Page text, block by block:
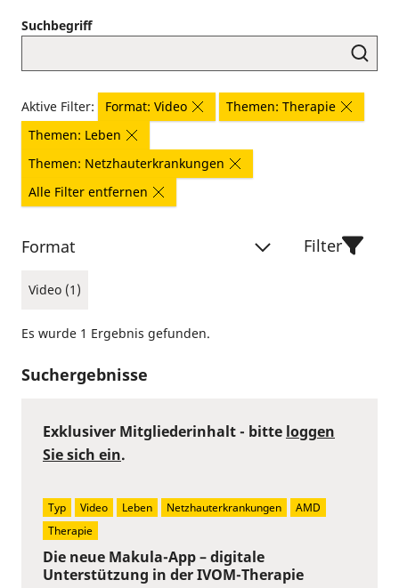
Suchbegriff
Aktive Filter: Format: Video
Themen: Therapie
Themen: Leben
Themen: Netzhauterkrankungen
Alle Filter entfernen
Format
Video (1)
Filter
Es wurde 1 Ergebnis gefunden.
Suchergebnisse
Die neue Makula-App – digitale
Unterstützung in der IVOM-Therapie
Exklusiver Mitgliederinhalt - bitte loggen
Sie sich ein.
Typ Video Leben Netzhauterkrankungen
AMD
Therapie